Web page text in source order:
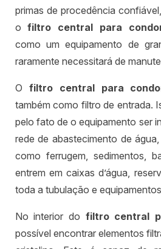
primas de procedência
ofiltro central para
como um equipamento de
raramente necessitará de
O filtro central para
também como filtro de entrada.
pelo fato de o equipamento ser
rede de abastecimento de
como ferrugem, sedimentos,
entrem em caixas d’água,
toda a tubulação e
No interior do filtro central
possível encontrar elementos